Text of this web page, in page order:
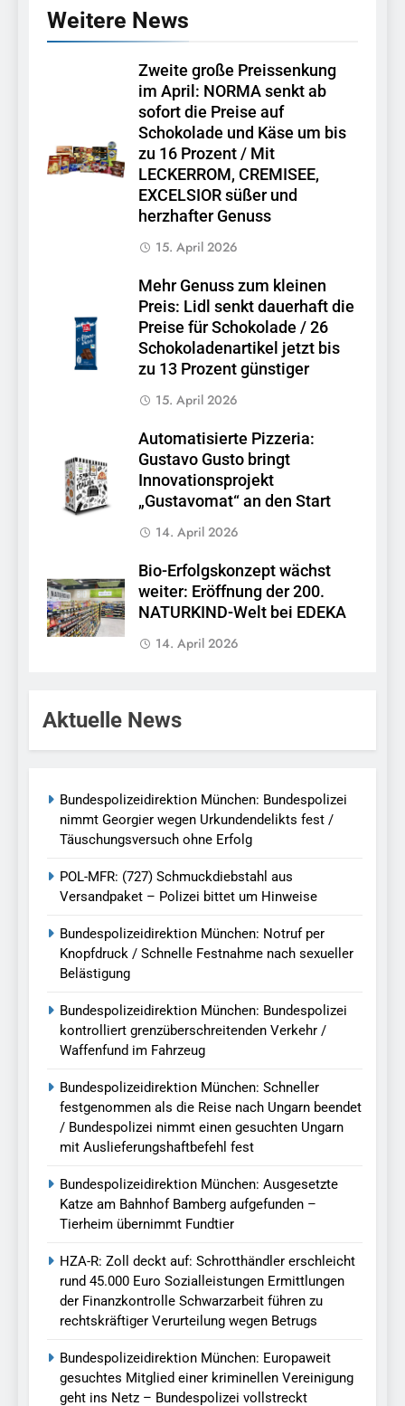
Weitere News
Zweite große Preissenkung
im April: NORMA senkt ab
sofort die Preise auf
Schokolade und Käse um bis
zu 16 Prozent / Mit
LECKERROM, CREMISEE,
EXCELSIOR süßer und
herzhafter Genuss
15. April 2026
Mehr Genuss zum kleinen
Preis: Lidl senkt dauerhaft die
Preise für Schokolade / 26
Schokoladenartikel jetzt bis
zu 13 Prozent günstiger
15. April 2026
Automatisierte Pizzeria:
Gustavo Gusto bringt
Innovationsprojekt
„Gustavomat“ an den Start
14. April 2026
Bio-Erfolgskonzept wächst
weiter: Eröffnung der 200.
NATURKIND-Welt bei EDEKA
14. April 2026
Aktuelle News
Bundespolizeidirektion München: Bundespolizei
nimmt Georgier wegen Urkundendelikts fest /
Täuschungsversuch ohne Erfolg
POL-MFR: (727) Schmuckdiebstahl aus
Versandpaket – Polizei bittet um Hinweise
Bundespolizeidirektion München: Notruf per
Knopfdruck / Schnelle Festnahme nach sexueller
Belästigung
Bundespolizeidirektion München: Bundespolizei
kontrolliert grenzüberschreitenden Verkehr /
Waffenfund im Fahrzeug
Bundespolizeidirektion München: Schneller
festgenommen als die Reise nach Ungarn beendet
/ Bundespolizei nimmt einen gesuchten Ungarn
mit Auslieferungshaftbefehl fest
Bundespolizeidirektion München: Ausgesetzte
Katze am Bahnhof Bamberg aufgefunden –
Tierheim übernimmt Fundtier
HZA-R: Zoll deckt auf: Schrotthändler erschleicht
rund 45.000 Euro Sozialleistungen Ermittlungen
der Finanzkontrolle Schwarzarbeit führen zu
rechtskräftiger Verurteilung wegen Betrugs
Bundespolizeidirektion München: Europaweit
gesuchtes Mitglied einer kriminellen Vereinigung
geht ins Netz – Bundespolizei vollstreckt